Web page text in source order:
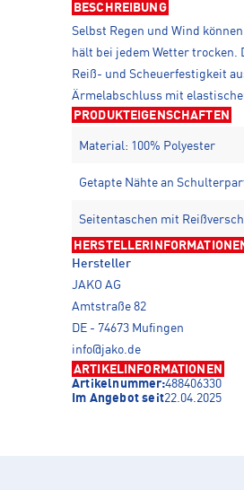
BESCHREIBUNG
Selbst Regen und Wind
hält bei jedem Wetter
Reiß- und Scheuerfestigkeit
Ärmelabschluss mit
PRODUKTEIGENSCHAFTEN
Material: 100% Polyester
Getapte Nähte an
Seitentaschen mit
Hersteller
JAKO AG
Amtstraße 82
DE - 74673 Mufingen
info@jako.de
ARTIKELINFORMATIONEN
Artikelnummer:488406330
Im Angebot seit22.04.2025